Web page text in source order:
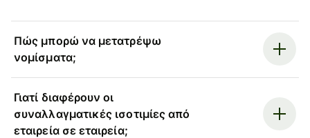
Πώς μπορώ να μετατρέψω
νομίσματα;
Γιατί διαφέρουν οι
συναλλαγματικές ισοτιμίες από
εταιρεία σε εταιρεία;